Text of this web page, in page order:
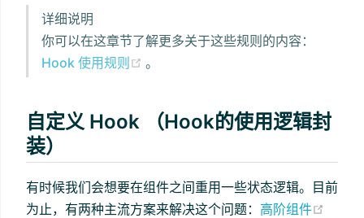
详细说明
你可以在这章节了解更多关于这些规则的内容：
Hook 使用规则
(opens new window)
。
自定义 Hook （Hook的使用逻辑封
装）
有时候我们会想要在组件之间重用一些状态逻辑。目前
为止，有两种主流方案来解决这个问题： 高阶组件